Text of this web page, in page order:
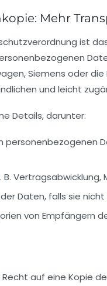
Mehr
ist
Siemens oder
und leicht
Details, darunter:
Vertragsabwicklung,
Daten, falls sie
von Empfängern
auf eine Kopie